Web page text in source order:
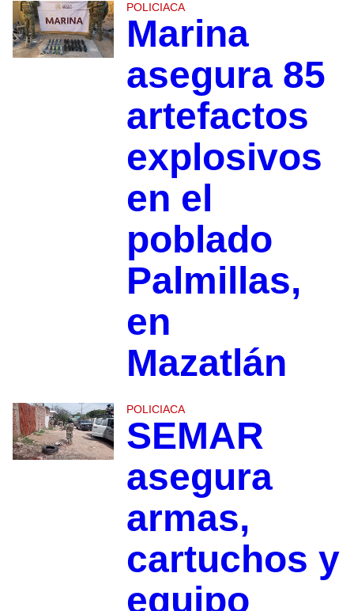
POLICIACA
Marina
asegura 85
artefactos
explosivos
en el
poblado
Palmillas,
en
Mazatlán
POLICIACA
SEMAR
asegura
armas,
cartuchos y
equipo